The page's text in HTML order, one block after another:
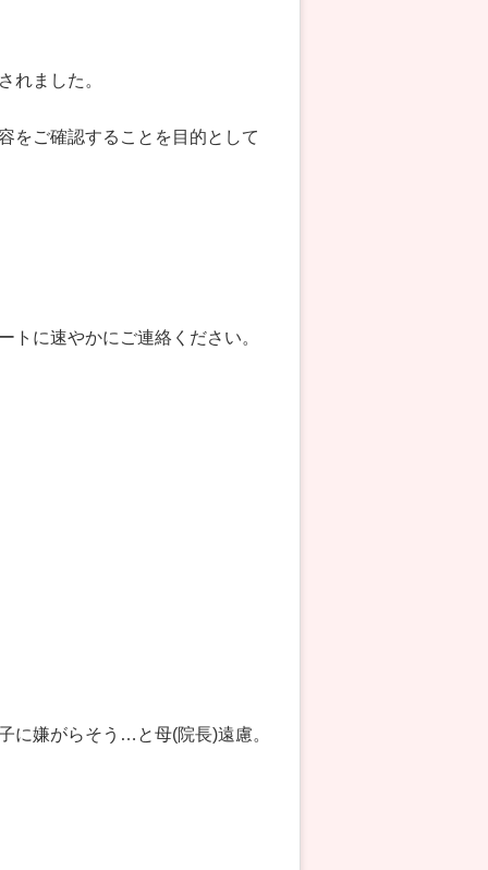
れました。
をご確認することを目的として
トに速やかにご連絡ください。
に嫌がらそう…と母(院長)遠慮。